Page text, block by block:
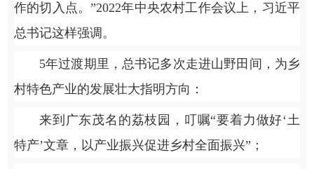
作的切入点。”2022年中央农村工作会议上，习近平
总书记这样强调。
5年过渡期里，总书记多次走进山野田间，为乡
村特色产业的发展壮大指明方向：
来到广东茂名的荔枝园，叮嘱“要着力做好‘土
特产’文章，以产业振兴促进乡村全面振兴”；